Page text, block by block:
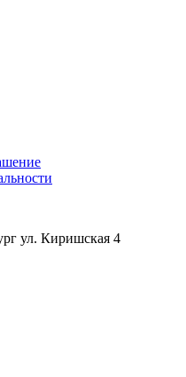
195299 г.Санкт-Петербург ул. Киришская 4